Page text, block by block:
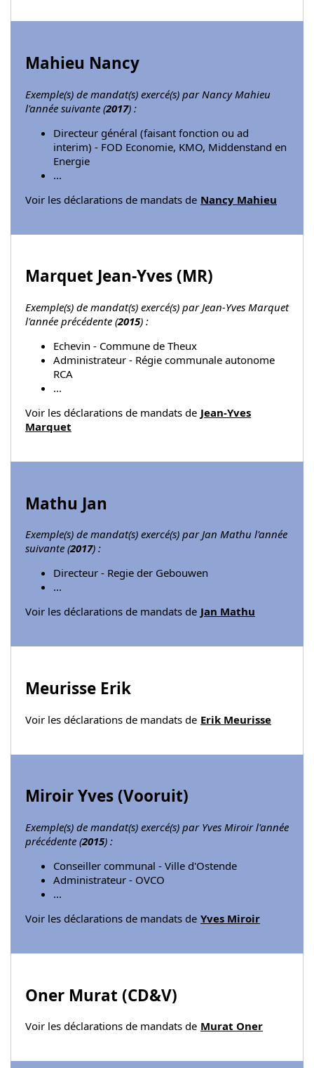
Mahieu Nancy
Exemple(s) de mandat(s) exercé(s) par Nancy Mahieu
l'année suivante (2017) :
Directeur général (faisant fonction ou ad
interim) - FOD Economie, KMO, Middenstand en
Energie
...
Voir les déclarations de mandats de Nancy Mahieu
Marquet Jean-Yves (MR)
Exemple(s) de mandat(s) exercé(s) par Jean-Yves Marquet
l'année précédente (2015) :
Echevin - Commune de Theux
Administrateur - Régie communale autonome
RCA
...
Voir les déclarations de mandats de Jean-Yves
Marquet
Mathu Jan
Exemple(s) de mandat(s) exercé(s) par Jan Mathu l'année
suivante (2017) :
Directeur - Regie der Gebouwen
...
Voir les déclarations de mandats de Jan Mathu
Meurisse Erik
Voir les déclarations de mandats de Erik Meurisse
Miroir Yves (Vooruit)
Exemple(s) de mandat(s) exercé(s) par Yves Miroir l'année
précédente (2015) :
Conseiller communal - Ville d'Ostende
Administrateur - OVCO
...
Voir les déclarations de mandats de Yves Miroir
Oner Murat (CD&V)
Voir les déclarations de mandats de Murat Oner